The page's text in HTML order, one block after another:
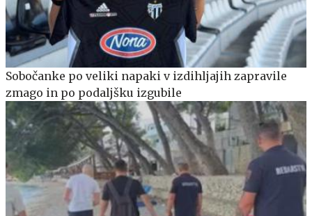
Sobočanke po veliki napaki v izdihljajih zapravile
zmago in po podaljšku izgubile